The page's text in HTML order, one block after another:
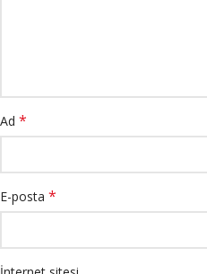
Ad *
E-posta *